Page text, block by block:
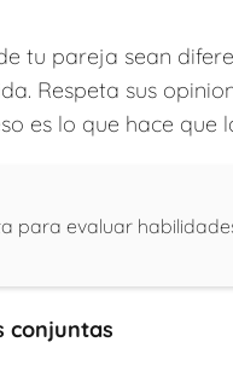
tu pareja sean
Respeta sus
es lo que hace que
para evaluar
conjuntas